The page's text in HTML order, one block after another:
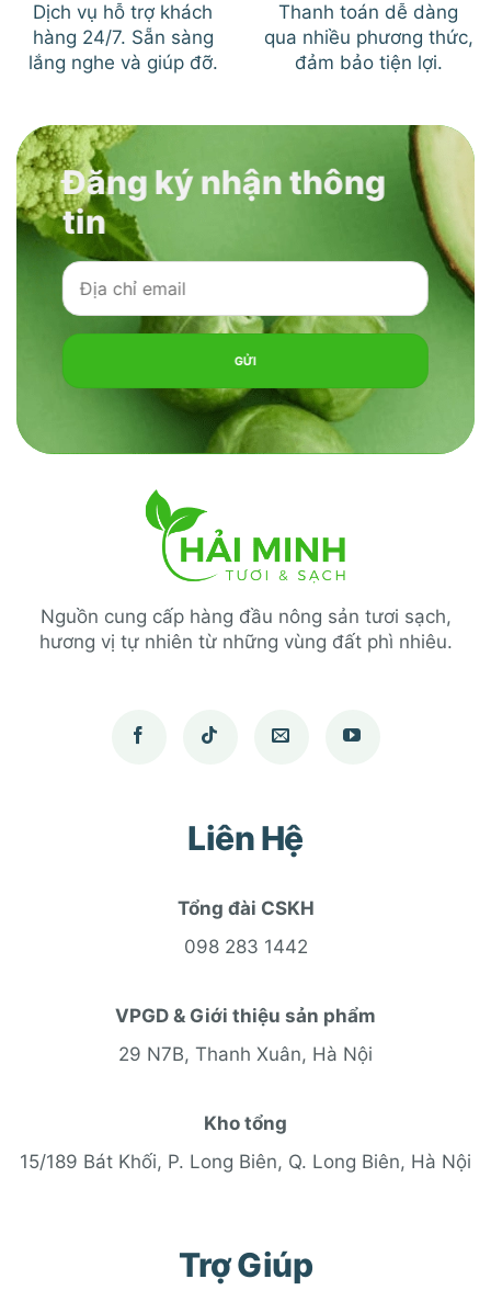
Dịch vụ hỗ trợ khách
hàng 24/7. Sẵn sàng
lắng nghe và giúp đỡ.
Thanh toán dễ dàng
qua nhiều phương thức,
đảm bảo tiện lợi.
Đăng ký nhận thông
tin
Liên Hệ
Tổng đài CSKH
098 283 1442
VPGD & Giới thiệu sản phẩm
29 N7B, Thanh Xuân, Hà Nội
Kho tổng
15/189 Bát Khối, P. Long Biên, Q. Long Biên, Hà Nội
Nguồn cung cấp hàng đầu nông sản tươi sạch,
hương vị tự nhiên từ những vùng đất phì nhiêu.
Trợ Giúp